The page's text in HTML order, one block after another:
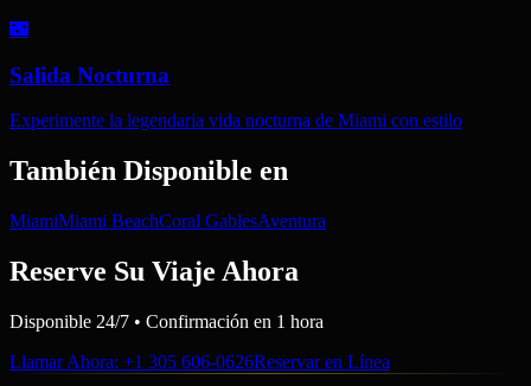
🌃
Salida Nocturna
Experimente la legendaria vida nocturna de Miami con estilo
También Disponible en
MiamiMiami BeachCoral GablesAventura
Reserve Su Viaje Ahora
Disponible 24/7 • Confirmación en 1 hora
Llamar Ahora: +1 305 606-0626Reservar en Línea